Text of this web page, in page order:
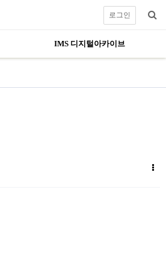
IMS 디지털아카이브
로그인